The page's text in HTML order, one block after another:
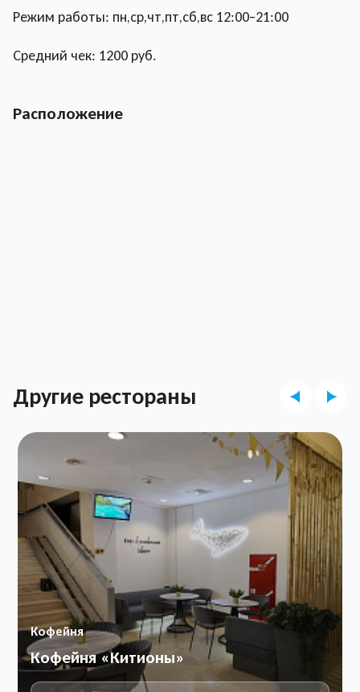
Режим работы: пн,ср,чт,пт,сб,вс 12:00–21:00
Средний чек: 1200 руб.
Расположение
Другие рестораны
Кофейня
Кофейня «Китионы»